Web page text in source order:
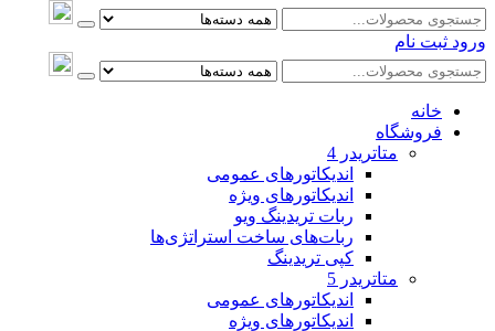
ورود ثبت نام
خانه
فروشگاه
متاتريدر 4
اندیکاتورهای عمومی
اندیکاتورهای ویژه
ربات تریدینگ ویو
ربات‌های ساخت استراتژی‌ها
کپی تریدینگ
متاتريدر 5
اندیکاتورهای عمومی
اندیکاتورهای ویژه